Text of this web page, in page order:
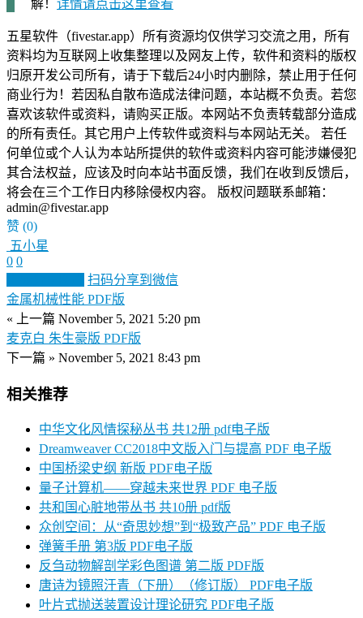
解！ 详情请点击这里查看
五星软件（fivestar.app）所有资源均仅供学习交流之用，所有
资料均为互联网上收集整理以及网友上传，软件和资料的版权
归原开发公司所有，请于下载后24小时内删除，禁止用于任何
商业行为！若因私自散布造成法律问题，本站概不负责。若您
喜欢该软件或资料，请购买正版。本网站不负责转载部分造成
的所有责任。其它用户上传软件或资料与本网站无关。 若任
何单位或个人认为本站所提供的软件或资料内容可能涉嫌侵犯
其合法权益，应该及时向本站书面反馈，我们在收到反馈后，
将会在三个工作日内移除侵权内容。 版权问题联系邮箱：
admin@fivestar.app
赞 (0)
五小星
0 0
扫码分享到微信
金属机械性能 PDF版
« 上一篇 November 5, 2021 5:20 pm
麦克白 朱生豪版 PDF版
下一篇 » November 5, 2021 8:43 pm
相关推荐
中华文化风情探秘丛书 共12册 pdf电子版
Dreamweaver CC2018中文版入门与提高 PDF 电子版
中国桥梁史纲 新版 PDF电子版
量子计算机——穿越未来世界 PDF 电子版
共和国心脏地带丛书 共10册 pdf版
众创空间：从“奇思妙想”到“极致产品” PDF 电子版
弹簧手册 第3版 PDF电子版
反刍动物解剖学彩色图谱 第二版 PDF版
唐诗为镜照汗青（下册）（修订版） PDF电子版
叶片式抛送装置设计理论研究 PDF电子版